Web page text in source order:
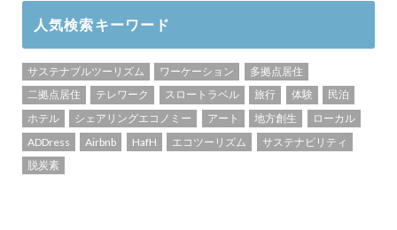
人気検索キーワード
サステナブルツーリズム ワーケーション
多拠点居住
二拠点居住
テレワーク スロートラベル 旅行 体験
民泊
ホテル
シェアリングエコノミー アート 地方創生
ローカル
ADDress
Airbnb HafH エコツーリズム
サステナビリティ
脱炭素